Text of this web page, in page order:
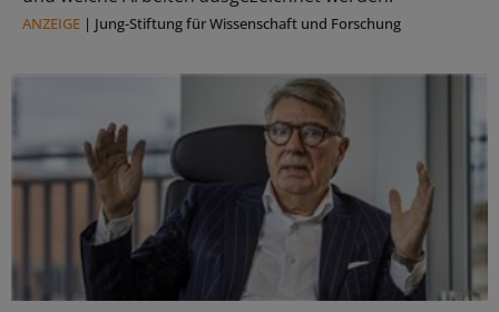
ANZEIGE | Jung-Stiftung für Wissenschaft und Forschung